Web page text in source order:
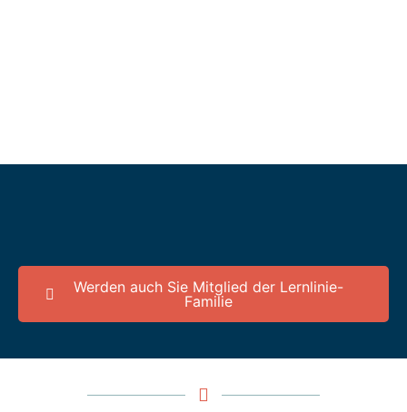
Werden auch Sie Mitglied der Lernlinie-
Familie